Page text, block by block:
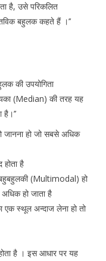
है, उसे परिकलित
बहुलक कहते हैं ।’’
की उपयोगिता
(Median) की तरह यह
हो जो सबसे अधिक
है
बहुबहुलकी (Multimodal) हो
हो जाता है
एक स्थूल अन्दाज लेना हो तो
है । इस आधार पर यह